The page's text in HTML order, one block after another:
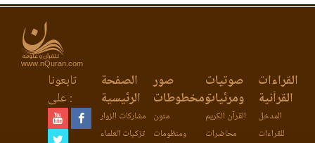
www.nQuran.com
القراءات
القرآنية
المدخل
للقراءات
صوتيات
ومرئيات
القرآن الكريم
محاضرات
صور
ومخطوطات
متون
ومنظومات
الصفحة
الرئيسية
مشاركات الزوار
تزكيات العلماء
تابعونا
على :